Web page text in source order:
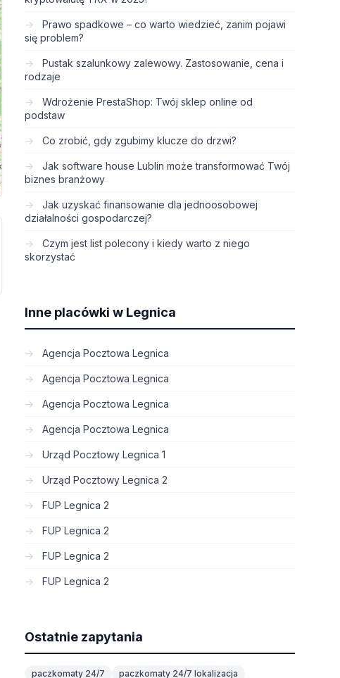
Prawo spadkowe – co warto wiedzieć, zanim pojawi
się problem?
Pustak szalunkowy zalewowy. Zastosowanie, cena i
rodzaje
Wdrożenie PrestaShop: Twój sklep online od
podstaw
Co zrobić, gdy zgubimy klucze do drzwi?
Jak software house Lublin może transformować Twój
biznes branżowy
Jak uzyskać finansowanie dla jednoosobowej
działalności gospodarczej?
Czym jest list polecony i kiedy warto z niego
skorzystać
Inne placówki w Legnica
Agencja Pocztowa Legnica
Agencja Pocztowa Legnica
Agencja Pocztowa Legnica
Agencja Pocztowa Legnica
Urząd Pocztowy Legnica 1
Urząd Pocztowy Legnica 2
FUP Legnica 2
FUP Legnica 2
FUP Legnica 2
FUP Legnica 2
Ostatnie zapytania
paczkomaty 24/7
paczkomaty 24/7 lokalizacja